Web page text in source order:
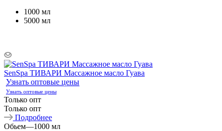
1000 мл
5000 мл
SenSpa ТИВАРИ Массажное масло Гуава
Узнать оптовые цены
Узнать оптовые цены
Только опт
Только опт
Подробнее
Обьем—1000 мл